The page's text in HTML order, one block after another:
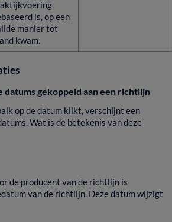
is, op een
manier tot
kwam.
datums gekoppeld aan een richtlijn
op de datum klikt, verschijnt een
Wat is de betekenis van deze
de producent van de richtlijn is
van de richtlijn. Deze datum wijzigt